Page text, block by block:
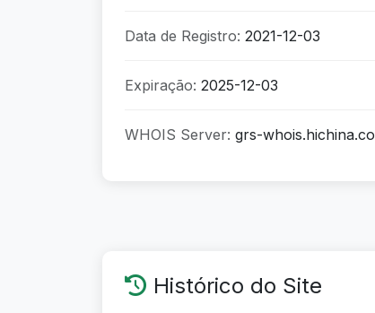
Data de Registro: 2021-12-03
Expiração: 2025-12-03
WHOIS Server: grs-
Histórico do Site